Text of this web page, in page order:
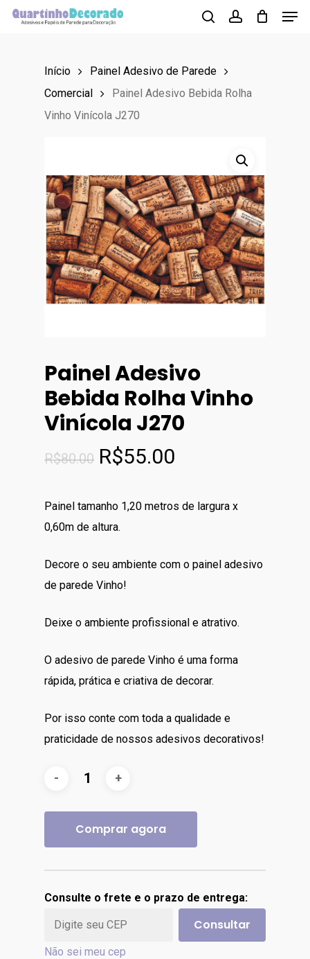
Skip
Início
Painel Adesivo de Parede
Comercial
Painel Adesivo Bebida Rolha
Vinho Vinícola J270
Painel Adesivo
Bebida Rolha Vinho
Vinícola J270
R$80.00 O
original
era:
R$80.00.
R$55.00
atual
é:
Painel tamanho 1,20 metros de largura x
0,60m de altura.
Decore o seu ambiente com o painel adesivo
de parede Vinho!
Deixe o ambiente profissional e atrativo.
O adesivo de parede Vinho é uma forma
rápida, prática e criativa de decorar.
Por isso conte com toda a qualidade e
praticidade de nossos adesivos decorativos!
Comprar agora
Consulte o frete e o prazo de entrega:
Consultar
Não sei meu cep